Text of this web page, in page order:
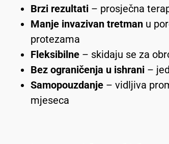
Brzi rezultati – prosječna
Manje invazivan tretman u
protezama
Fleksibilne – skidaju se za
Bez ograničenja u ishrani –
Samopouzdanje – vidljiva
mjeseca